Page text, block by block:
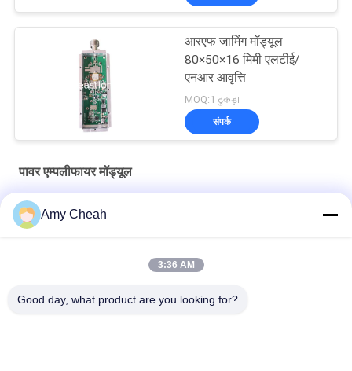
आरएफ जामिंग मॉड्यूल
80×50×16 मिमी एलटीई/
एनआर आवृत्ति
MOQ:1 टुकड़ा
संपर्क
पावर एम्पलीफायर मॉड्यूल
यात्रा के लिए स्वचालित सेल फोन सिग्नल पुनरावर्तक / बूस्टर / एम्पलीफायर
मिनी पोर्टेबल सेल फोन सिग्नल रिपीटर 3G
घर के लिए मोबाइल फोन जीएसएम सिग्नल बूस्टर / पुनरावर्तक / एम्पलीफायर ईएसटी-
Amy Cheah
3:36 AM
Good day, what product are you looking for?